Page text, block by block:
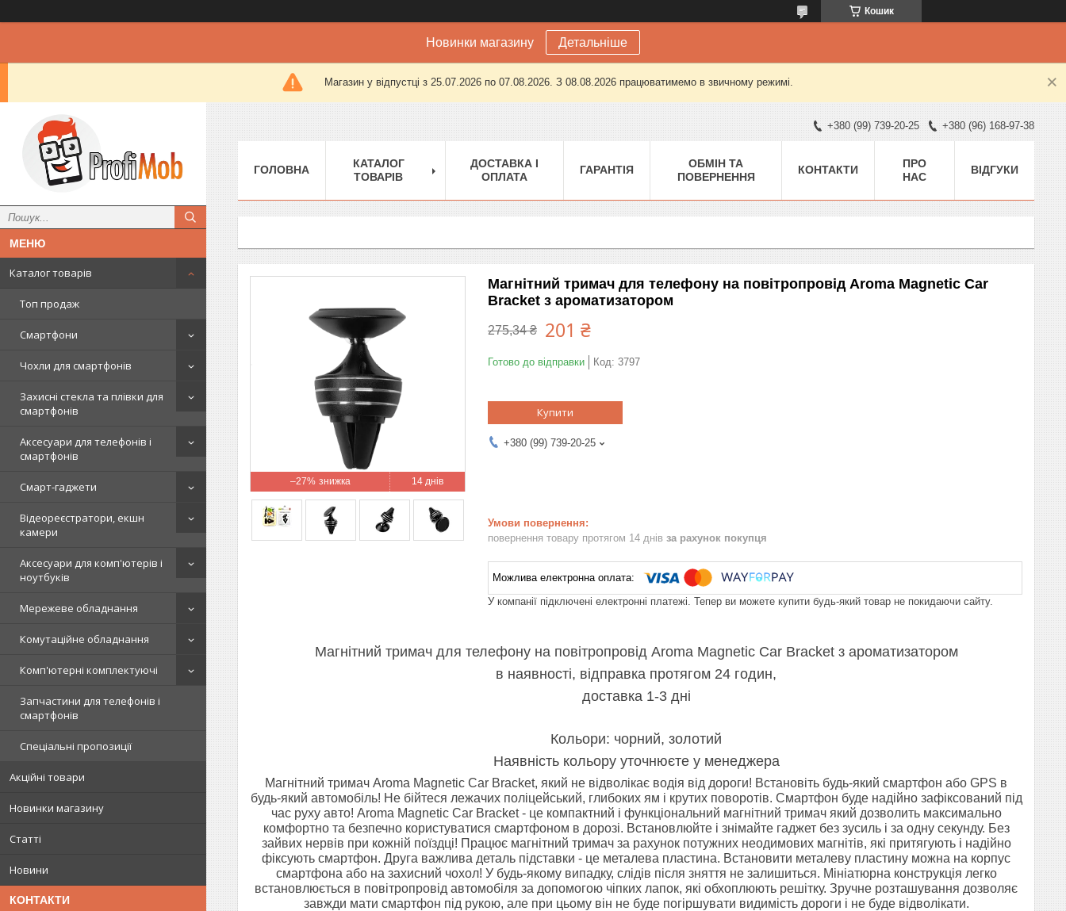
Кошик
Новинки магазину Детальніше
Магазин у відпустці з 25.07.2026 по 07.08.2026. З 08.08.2026 працюватимемо в звичному режимі.
Каталог товарів
Топ продаж
Смартфони
Чохли для смартфонів
Захисні стекла та плівки для
смартфонів
Аксесуари для телефонів і
смартфонів
Смарт-гаджети
Відеореєстратори, екшн
камери
Аксесуари для комп'ютерів і
ноутбуків
Мережеве обладнання
Комутаційне обладнання
Комп'ютерні комплектуючі
Запчастини для телефонів і
смартфонів
Спеціальні пропозиції
Акційні товари
Новинки магазину
Статті
Новини
КОНТАКТИ
+380 (99) 739-20-25 +380 (96) 168-97-38
ГОЛОВНА
КАТАЛОГ
ТОВАРІВ
ДОСТАВКА І
ОПЛАТА
ГАРАНТІЯ
ОБМІН ТА
ПОВЕРНЕННЯ
КОНТАКТИ
ПРО
НАС
ВІДГУКИ
–27% 14 днів
Магнітний тримач для телефону на повітропровід Aroma Magnetic Car
Bracket з ароматизатором
275,34 ₴ 201 ₴
Готово до відправки Код: 3797
Купити
+380 (99) 739-20-25
повернення товару протягом 14 днів за рахунок покупця
У компанії підключені електронні платежі. Тепер ви можете купити будь-який товар не покидаючи сайту.
Магнітний тримач для телефону на повітропровід Aroma Magnetic Car Bracket з ароматизатором
в наявності, відправка протягом 24 годин,
доставка 1-3 дні
Кольори: чорний, золотий
Наявність кольору уточнюєте у менеджера
Магнітний тримач Aroma Magnetic Car Bracket, який не відволікає водія від дороги! Встановіть будь-який смартфон або GPS в
будь-який автомобіль! Не бійтеся лежачих поліцейський, глибоких ям і крутих поворотів. Смартфон буде надійно зафіксований під
час руху авто! Aroma Magnetic Car Bracket - це компактний і функціональний магнітний тримач який дозволить максимально
комфортно та безпечно користуватися смартфоном в дорозі. Встановлюйте і знімайте гаджет без зусиль і за одну секунду. Без
зайвих нервів при кожній поїздці! Працює магнітний тримач за рахунок потужних неодимових магнітів, які притягують і надійно
фіксують смартфон. Друга важлива деталь підставки - це металева пластина. Встановити металеву пластину можна на корпус
смартфона або на захисний чохол! У будь-якому випадку, слідів після зняття не залишиться. Мініатюрна конструкція легко
встановлюється в повітропровід автомобіля за допомогою чіпких лапок, які обхоплюють решітку. Зручне розташування дозволяє
завжди мати смартфон під рукою, але при цьому він не буде погіршувати видимість дороги і не буде відволікати.